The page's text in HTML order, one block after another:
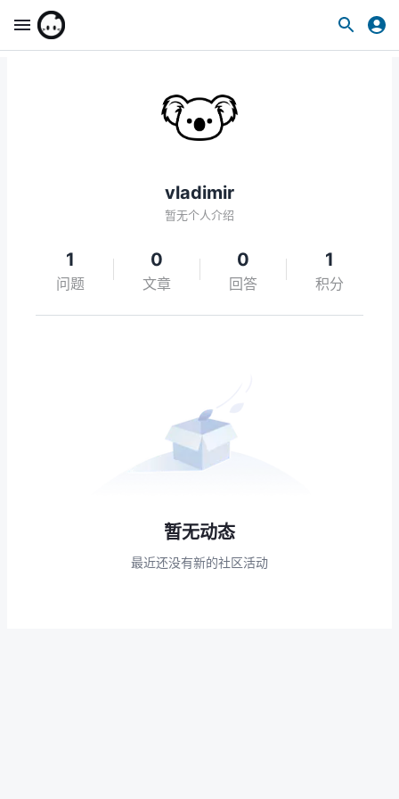
vladimir
暂无个人介绍
1
问题
0
文章
0
回答
1
积分
暂无动态
最近还没有新的社区活动